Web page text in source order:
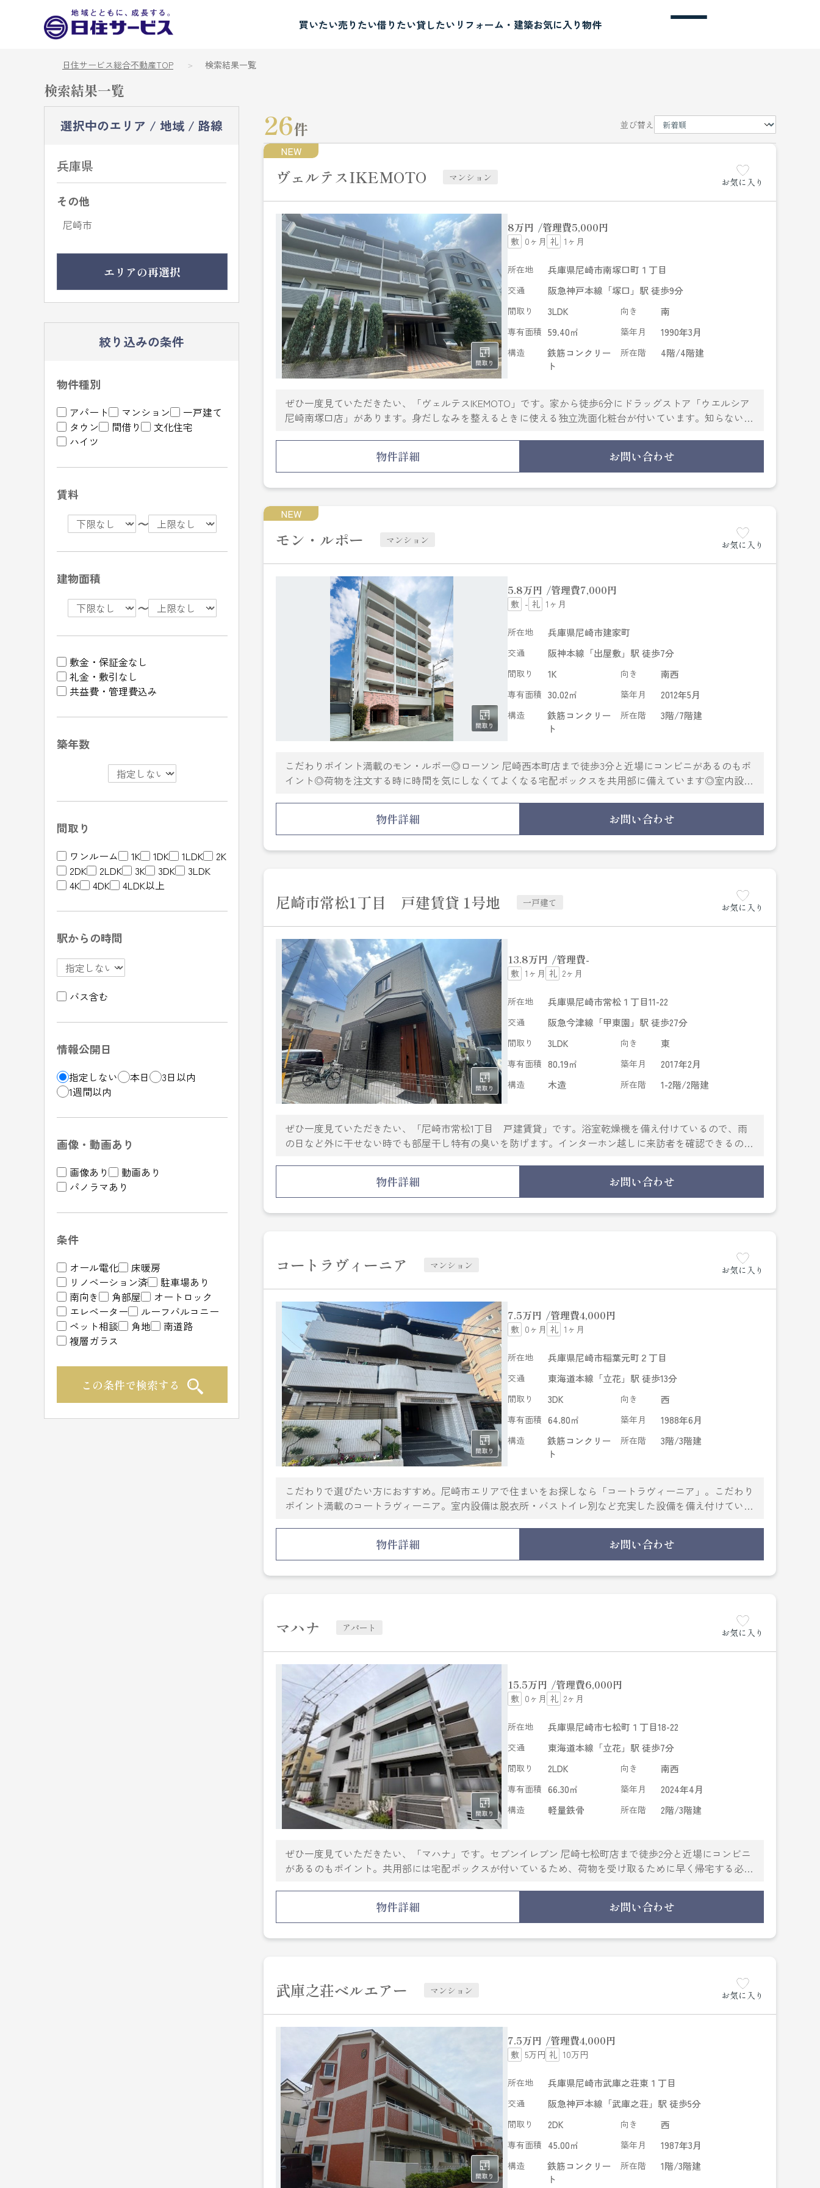
買いたい売りたい借りたい貸したい リフォーム・建築お気に入り物件
日住サービス総合不動産TOP 検索結果一覧
検索結果一覧
26件 並び替え
NEW
ヴェルテスIKEMOTO マンション お気に入り
8万円 管理費5,000円
0ヶ月 1ヶ月
所在地 兵庫県尼崎市南塚口町１丁目
交通 阪急神戸本線「塚口」駅 徒歩9分
間取り 3LDK 向き 南
専有面積 59.40㎡ 築年月 1990年3月
構造
鉄筋コンクリー
ト
所在階 4階/4階建
ぜひ一度見ていただきたい、「ヴェルテスIKEMOTO」です。家から徒歩6分にドラッグストア「ウエルシア
尼崎南塚口店」があります。身だしなみを整えるときに使える独立洗面化粧台が付いています。知らない人
ます。尼崎市エリアや阪急神戸本線塚口付近で、あなたのニーズに合ったお部屋探しをお手伝い致します。
まずは当社へご連絡をお待ちしております。
物件詳細 お問い合わせ
NEW
モン・ルポー マンション お気に入り
5.8万円 管理費7,000円
- 1ヶ月
所在地 兵庫県尼崎市建家町
交通 阪神本線「出屋敷」駅 徒歩7分
間取り 1K 向き 南西
専有面積 30.02㎡ 築年月 2012年5月
構造
鉄筋コンクリー
ト
所在階 3階/7階建
こだわりポイント満載のモン・ルポー◎ローソン 尼崎西本町店まで徒歩3分と近場にコンビニがあるのもポ
イント◎荷物を注文する時に時間を気にしなくてよくなる宅配ボックスを共用部に備えています◎室内設備
マンションです◎ここから実現させましょう◎新たな住まい探しを楽しみながら始めていきませんか◎快適
な環境作りのお手伝いをして参ります(^_^)
物件詳細 お問い合わせ
尼崎市常松1丁目 戸建賃貸 1号地 一戸建て お気に入り
13.8万円 管理費-
1ヶ月 2ヶ月
所在地 兵庫県尼崎市常松１丁目11-22
交通 阪急今津線「甲東園」駅 徒歩27分
間取り 3LDK 向き 東
専有面積 80.19㎡ 築年月 2017年2月
構造 木造 所在階 1-2階/2階建
ぜひ一度見ていただきたい、「尼崎市常松1丁目 戸建賃貸」です。浴室乾燥機を備え付けているので、雨
の日など外に干せない時でも部屋干し特有の臭いを防げます。インターホン越しに来訪者を確認できるの
兼ね備えた、平成29年築の物件です。住まい選びでお困りのことはありませんか。お悩みがあれば、ぜひ当
社にご連絡ください。一緒に快適な住まい探しを始めましょう。
物件詳細 お問い合わせ
コートラヴィーニア マンション お気に入り
7.5万円 管理費4,000円
0ヶ月 1ヶ月
所在地 兵庫県尼崎市稲葉元町２丁目
交通 東海道本線「立花」駅 徒歩13分
間取り 3DK 向き 西
専有面積 64.80㎡ 築年月 1988年6月
構造
鉄筋コンクリー
ト
所在階 3階/3階建
こだわりで選びたい方におすすめ。尼崎市エリアで住まいをお探しなら「コートラヴィーニア」。こだわり
ポイント満載のコートラヴィーニア。室内設備は脱衣所・バストイレ別など充実した設備を備え付けていま
貸情報を取り扱っているので、ぜひご連絡下さい。
物件詳細 お問い合わせ
マハナ アパート お気に入り
15.5万円 管理費6,000円
0ヶ月 2ヶ月
所在地 兵庫県尼崎市七松町１丁目18-22
交通 東海道本線「立花」駅 徒歩7分
間取り 2LDK 向き 南西
専有面積 66.30㎡ 築年月 2024年4月
構造 軽量鉄骨 所在階 2階/3階建
ぜひ一度見ていただきたい、「マハナ」です。セブンイレブン 尼崎七松町店まで徒歩2分と近場にコンビニ
があるのもポイント。共用部には宅配ボックスが付いているため、荷物を受け取るために早く帰宅する必要
東海道本線立花周辺でお部屋探しをするのも手です。数多くの賃貸情報がありますので、この機会にお引っ
越しをご検討ください。
物件詳細 お問い合わせ
武庫之荘ベルエアー マンション お気に入り
7.5万円 管理費4,000円
5万円 10万円
所在地 兵庫県尼崎市武庫之荘東１丁目
交通 阪急神戸本線「武庫之荘」駅 徒歩5分
間取り 2DK 向き 西
専有面積 45.00㎡ 築年月 1987年3月
構造
鉄筋コンクリー
ト
所在階 1階/3階建
選択中のエリア / 地域 / 路線
兵庫県
その他
尼崎市
エリアの再選択
絞り込みの条件
物件種別
アパート マンション
一戸建て
タウン
間借り
文化住宅
ハイツ
賃料
〜
建物面積
〜
敷金・保証金なし
礼金・敷引なし
共益費・管理費込み
築年数
間取り
ワンルーム 1K 1DK 1LDK
2K
2DK
2LDK 3K 3DK
3LDK
4K
4DK 4LDK以上
駅からの時間
バス含む
情報公開日
指定しない 本日
3日以内
1週間以内
画像・動画あり
画像あり
動画あり
パノラマあり
条件
オール電化
床暖房
リノベーション済
駐車場あり
南向き
角部屋
オートロック
エレベーター
ルーフバルコニー
ペット相談
角地
南道路
複層ガラス
この条件で検索する